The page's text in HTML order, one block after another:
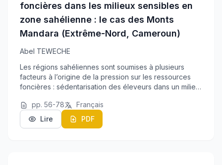
foncières dans les milieux sensibles en
zone sahélienne : le cas des Monts
Mandara (Extrême-Nord, Cameroun)
Abel TEWECHE
Les régions sahéliennes sont soumises à plusieurs
facteurs à l’origine de la pression sur les ressources
foncières : sédentarisation des éleveurs dans un milieu
de rente (coton), spéculations ...
pp. 56-78
Français
Lire
PDF